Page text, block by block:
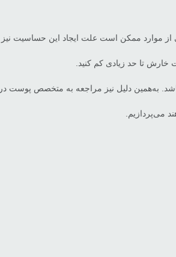
از موارد ممکن است علت ایجاد این حساسیت
خارش تا حد زیادی کم کنید.
به‌همین دلیل نیز مراجعه به متخصص پوست
می‌پردازیم.